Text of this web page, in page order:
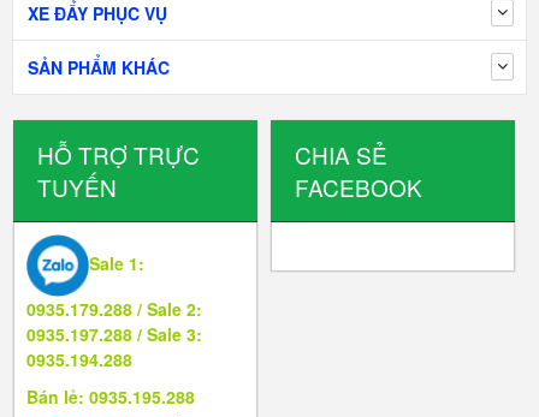
XE ĐẨY PHỤC VỤ
SẢN PHẨM KHÁC
HỖ TRỢ TRỰC
TUYẾN
Sale 1:
0935.179.288 / Sale 2:
0935.197.288 / Sale 3:
0935.194.288
Bán lẻ: 0935.195.288
CHIA SẺ
FACEBOOK